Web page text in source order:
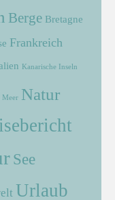
Berge Bretagne
Frankreich
Kanarische Inseln
Meer Natur
See
Urlaub